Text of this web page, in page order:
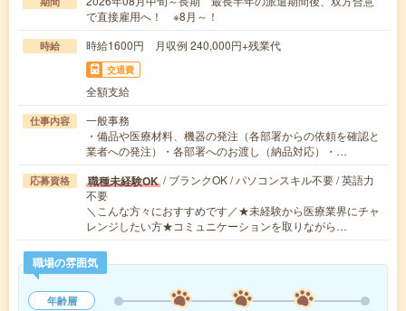
で直接雇用へ！ ※8月～！
時給 時給1600円 月収例 240,000円+残業代
交通費
全額支給
仕事内容
一般事務
・備品や医療材料、機器の発注（各部署からの依頼を確認と
業者への発注）・各部署へのお渡し（納品対応）・…
応募資格 職種未経験OK / ブランクOK / パソコンスキル不要 / 英語力
不要
＼こんな方々におすすめです／★未経験から医療業界にチャ
レンジしたい方★コミュニケーションを取りながら…
職場の雰囲気
年齢層